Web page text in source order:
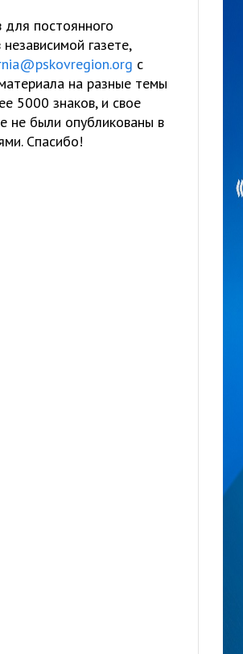
для постоянного
газете,
с
на разные темы
5000 знаков, и свое
не были опубликованы в
Спасибо!